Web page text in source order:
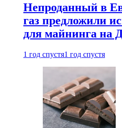
Непроданный в
газ предложили
для майнинга на
1 год спустя1 год спустя